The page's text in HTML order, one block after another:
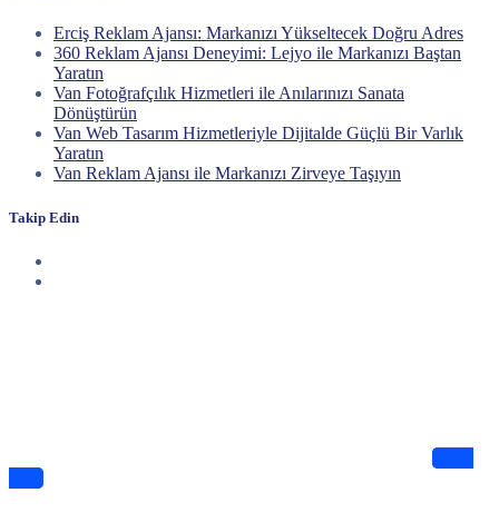
Erciş Reklam Ajansı: Markanızı Yükseltecek Doğru Adres
360 Reklam Ajansı Deneyimi: Lejyo ile Markanızı Baştan
Yaratın
Van Fotoğrafçılık Hizmetleri ile Anılarınızı Sanata
Dönüştürün
Van Web Tasarım Hizmetleriyle Dijitalde Güçlü Bir Varlık
Yaratın
Van Reklam Ajansı ile Markanızı Zirveye Taşıyın
Takip Edin